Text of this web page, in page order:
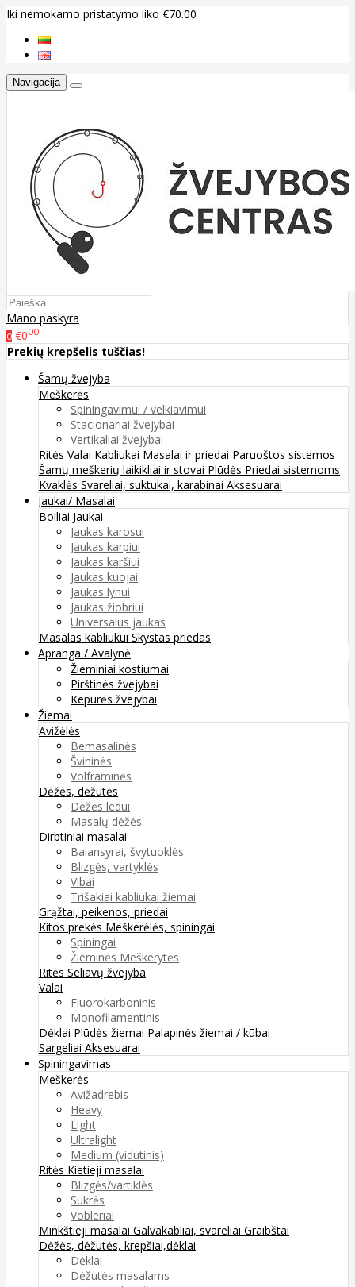
Iki nemokamo pristatymo liko €70.00
Navigacija
Mano paskyra
0 €000
Prekių krepšelis tuščias!
Šamų žvejyba
Meškerės
Spiningavimui / velkiavimui
Stacionariai žvejybai
Vertikaliai žvejybai
Ritės Valai Kabliukai Masalai ir priedai Paruoštos sistemos
Šamų meškerių laikikliai ir stovai Plūdės Priedai sistemoms
Kvaklės Svareliai, suktukai, karabinai Aksesuarai
Jaukai/ Masalai
Boiliai Jaukai
Jaukas karosui
Jaukas karpiui
Jaukas karšiui
Jaukas kuojai
Jaukas lynui
Jaukas žiobriui
Universalus jaukas
Masalas kabliukui Skystas priedas
Apranga / Avalynė
Žieminiai kostiumai
Pirštinės žvejybai
Kepurės žvejybai
Žiemai
Avižėlės
Bemasalinės
Švininės
Volframinės
Dėžės, dėžutės
Dėžės ledui
Masalų dėžės
Dirbtiniai masalai
Balansyrai, švytuoklės
Blizgės, vartyklės
Vibai
Trišakiai kabliukai žiemai
Grąžtai, peikenos, priedai
Kitos prekės Meškerėlės, spiningai
Spiningai
Žieminės Meškerytės
Ritės Seliavų žvejyba
Valai
Fluorokarboninis
Monofilamentinis
Dėklai Plūdės žiemai Palapinės žiemai / kūbai
Sargeliai Aksesuarai
Spiningavimas
Meškerės
Avižadrebis
Heavy
Light
Ultralight
Medium (vidutinis)
Ritės Kietieji masalai
Blizgės/vartiklės
Sukrės
Vobleriai
Minkštieji masalai Galvakabliai, svareliai Graibštai
Dėžės, dėžutės, krepšiai,dėklai
Dėklai
Dėžutės masalams